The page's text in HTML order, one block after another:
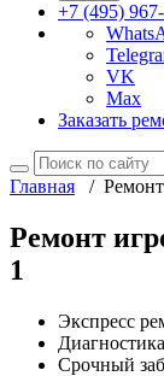
+7 (495)
VK
Max
Заказать
Главная /
Ремонт
1
Экспресс
Срочный